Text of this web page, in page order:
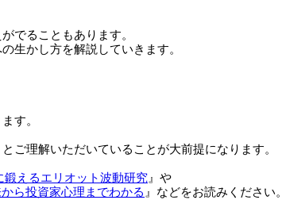
でることもあります。
生かし方を解説していきます。
す。
ご理解いただいていることが大前提になります。
えるエリオット波動研究 』や
ら投資家心理までわかる 』などをお読みください。